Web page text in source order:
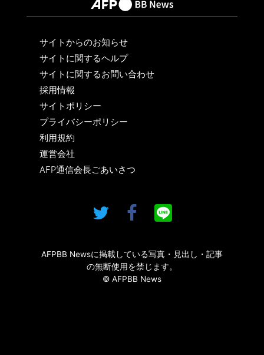
サイトからのお知らせ
サイトに関するヘルプ
サイトに関するお問い合わせ
採用情報
サイトポリシー
プライバシーポリシー
利用規約
運営会社
AFP通信会長ごあいさつ
AFPBB Newsに掲載している写真・見出し・記事
の無断使用を禁じます。
© AFPBB News